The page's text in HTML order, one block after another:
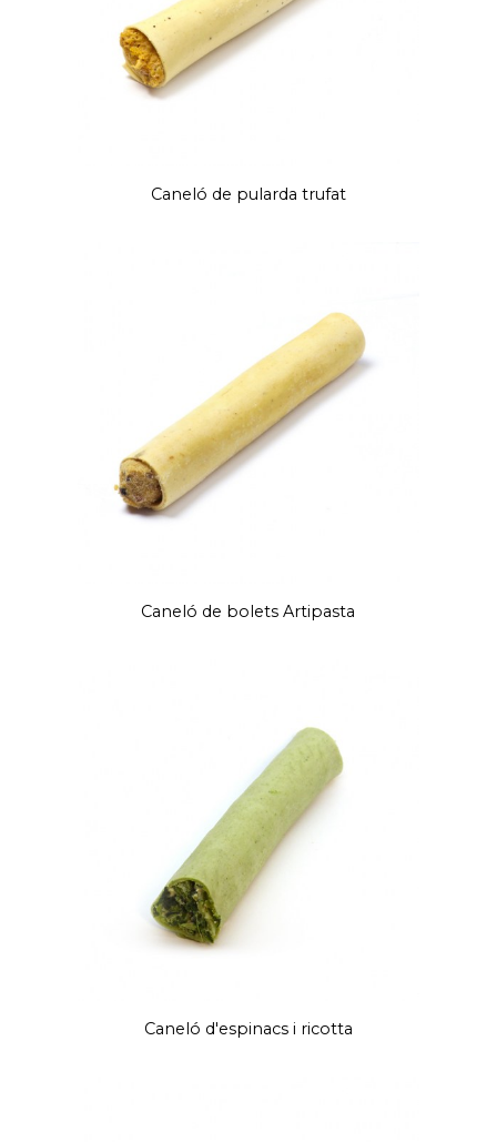
Caneló de pularda trufat
Caneló de bolets Artipasta
Caneló d'espinacs i ricotta